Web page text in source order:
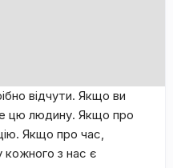
відчути. Якщо ви
цю людину. Якщо про
Якщо про час,
кожного з нас є